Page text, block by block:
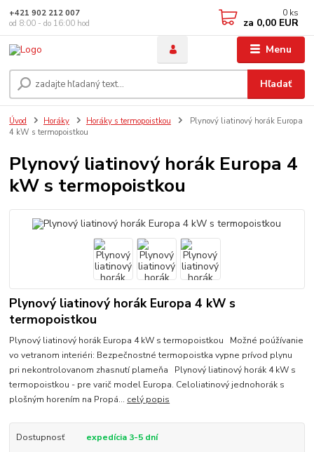
Menu
Hľadať
+421 902 212 007
od 8:00 - do 16:00 hod
0 ks
za 0,00 EUR
Úvod Horáky Horáky s termopoistkou
Plynový liatinový horák Europa
4 kW s termopoistkou
Plynový liatinový horák Europa 4
kW s termopoistkou
Plynový liatinový horák Europa 4 kW s
termopoistkou
Plynový liatinový horák Europa 4 kW s termopoistkou Možné poúžívanie
vo vetranom interiéri: Bezpečnostné termopoistka vypne prívod plynu
pri nekontrolovanom zhasnutí plameňa Plynový liatinový horák 4 kW s
termopoistkou - pre varič model Europa. Celoliatinový jednohorák s
plošným horením na Propá... celý popis
Dostupnosť expedícia 3-5 dní